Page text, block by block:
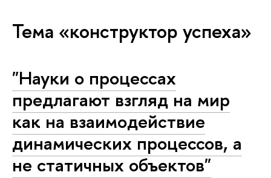
Тема «конструктор успеха»
"Науки о процессах
предлагают взгляд на мир
как на взаимодействие
динамических процессов, а
не статичных объектов"